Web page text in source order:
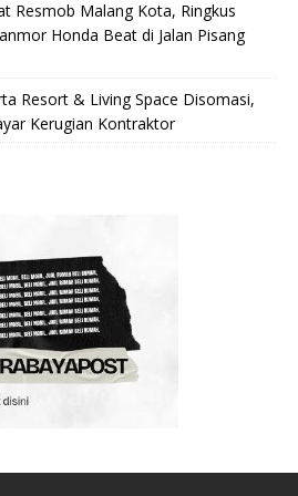
Resmob Malang Kota, Ringkus
Honda Beat di Jalan Pisang
Resort & Living Space Disomasi,
Kerugian Kontraktor